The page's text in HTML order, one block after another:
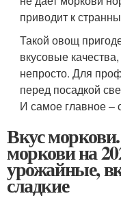
приводит к
Такой овощ
вкусовые
непросто. Для
перед посадкой
И самое главное –
Вкус
моркови на
урожайные,
сладкие